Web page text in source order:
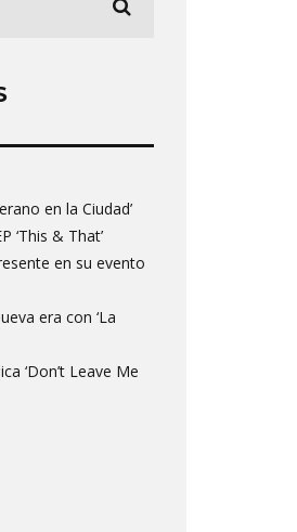
en la Ciudad’
‘This & That’
en su evento
era con ‘La
‘Don’t Leave Me